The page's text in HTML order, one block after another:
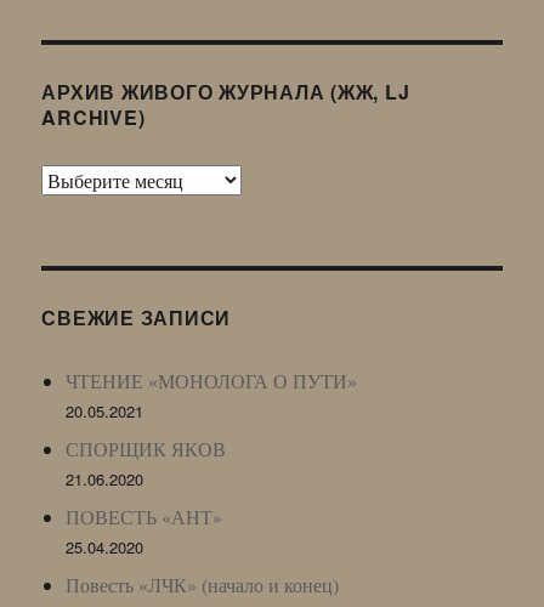
АРХИВ ЖИВОГО ЖУРНАЛА (ЖЖ, LJ
ARCHIVE)
Архив
LJ
СВЕЖИЕ ЗАПИСИ
ЧТЕНИЕ «МОНОЛОГА О ПУТИ»
20.05.2021
СПОРЩИК ЯКОВ
21.06.2020
ПОВЕСТЬ «АНТ»
25.04.2020
Повесть «ЛЧК» (начало и конец)